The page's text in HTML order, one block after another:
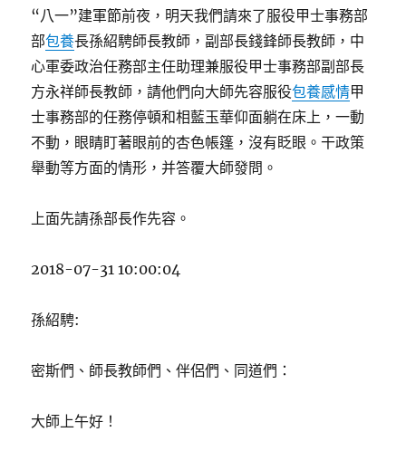
比
較：
職
後
代
的
和
家”〉
“八一”建軍節前夜，明天我們請來了服役甲士事務部
部包養長孫紹騁師長教師，副部長錢鋒師長教師，中
心軍委政治任務部主任助理兼服役甲士事務部副部長
方永祥師長教師，請他們向大師先容服役包養感情甲
士事務部的任務停頓和相藍玉華仰面躺在床上，一動
不動，眼睛盯著眼前的杏色帳篷，沒有眨眼。干政策
舉動等方面的情形，并答覆大師發問。
上面先請孫部長作先容。
2018-07-31 10:00:04
孫紹騁:
密斯們、師長教師們、伴侶們、同道們：
大師上午好！